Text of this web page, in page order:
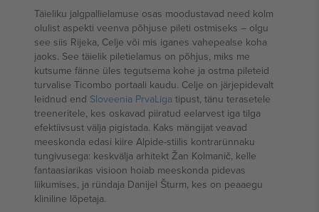
Täieliku jalgpallielamuse osas moodustavad need kolm
olulist aspekti veenva põhjuse pileti ostmiseks – olgu
see siis Rijeka, Celje või mis iganes vahepealse koha
jaoks. See täielik piletielamus on põhjus, miks me
kutsume fänne üles tegutsema kohe ja ostma pileteid
turvalise Ticombo portaali kaudu. Celje on järjepidevalt
leidnud end Sloveenia PrvaLiga tipust, tänu terasetele
treeneritele, kes oskavad piiratud eelarvest iga tilga
efektiivsust välja pigistada. Kaks mängijat veavad
meeskonda edasi kiire Alpide-stiilis kontrarünnaku
tungivusega: keskvälja arhitekt Žan Kolmanič, kelle
fantaasiarikas visioon hoiab meeskonda pidevas
liikumises, ja ründaja Danijel Šturm, kes on peaaegu
kliniline lõpetaja.